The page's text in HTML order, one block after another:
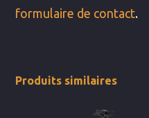
formulaire de contact.
Produits similaires